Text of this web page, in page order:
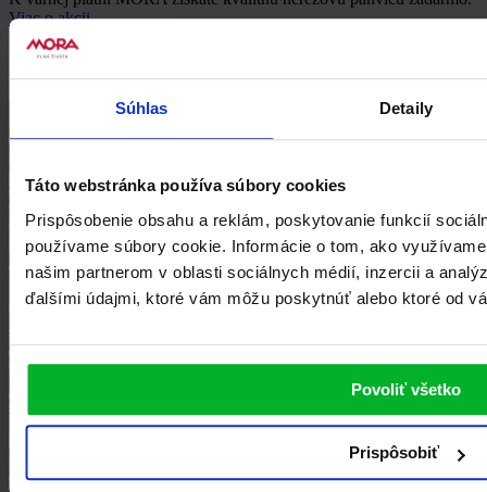
Súhlas Detaily
Táto webstránka používa súbory cookies
Prispôsobenie obsahu a reklám, poskytovanie funkcií
používame súbory cookie. Informácie o tom, ako
našim partnerom v oblasti sociálnych médií, inzercii a
ďalšími údajmi, ktoré vám môžu poskytnúť alebo ktoré od
Povoliť všetko
Prispôsobiť
Viac o akcii
Naše recepty
Šošovicová polievka
Domáca pizza na plech
Lasagne bolognese s mletým mäsom
Tradičná sviečková na smotane
Pečené kura s koreňovou zeleninou
Domáce tiramisu z mascarpone